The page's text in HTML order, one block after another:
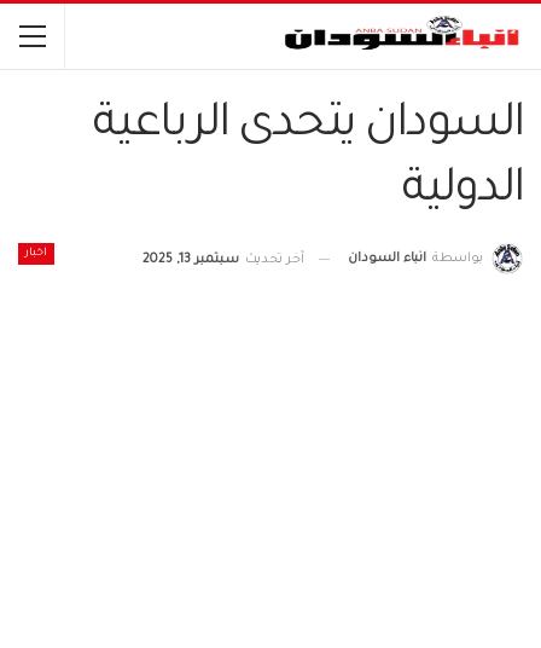
السودان يتحدى الرباعية
الدولية
اخبار بواسطة انباء السودان آخر تحديث سبتمبر 13, 2025